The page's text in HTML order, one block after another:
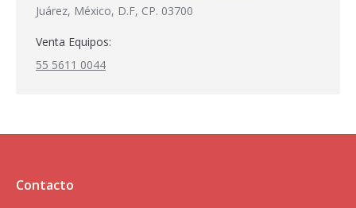
Juárez, México, D.F, CP. 03700
Venta Equipos:
55 5611 0044
Contacto